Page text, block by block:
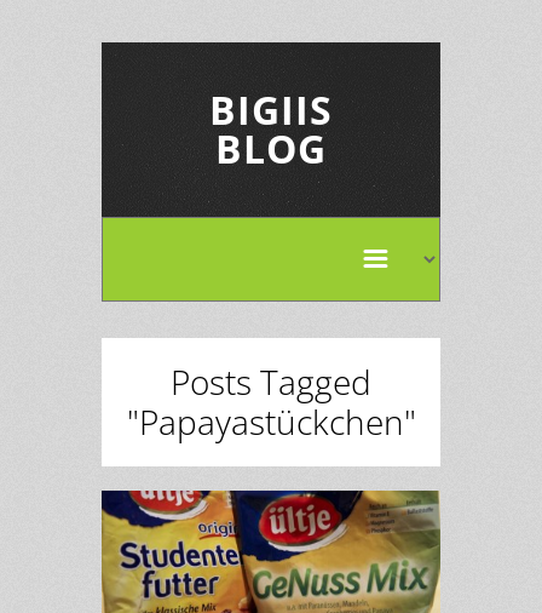
BIGIIS
BLOG
Posts Tagged
"Papayastückchen"